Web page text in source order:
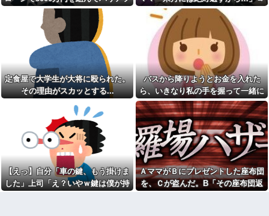
よな？w w w w w w w w w w w
【驚愕】マチアプで会った外
国人からまさかの『こう』言わ
れたんやがこれワイ詰み
か？？？？？？？
生食が最悪最凶なのって豚肉
らしいな
【緊急】今の若者に急増して
いる『コレ』依存、めちゃくち
ゃ深刻な模様w w w w w w w w
美容院ってオッサンがいきな
り行っても大丈夫なん？
男性恐怖症だったの嫁をサル
の様に求めまくった結果は……..
俺「ゲーム機どこ？」親「ち
ょっと借りたよ」→どうぶつの
森を開いた瞬間、村が大変なこ
とになっていて…
耳の聞こえが悪い方（日常の
工夫）
【崩壊寸前】夫がバイトの子
を「放っておけない」とか言い
訳する理由がコレｗｗｗｗ
アタシ何歳に見える？って誘
い受け風の事言うゴミってまだ
生存してるよね〜
【胸熱】中居正広、熊本に人
知れず支援か 10年前の震災で
は3度現地入り「誰にも知られな
くて良い」
長年付き合いがある温和だっ
た友人がとんでもなくキレた
下僕にネーミングセンスが皆
無なため 我が家の歴代ご主人様
達は…【再】
ウトのセクハラを夫に泣いて
訴えても「いいじゃないかその
くらい。我慢してたらご褒美あ
リーの家を建てた。だが俺には作戦
があった
約束を信じて待った結果、警察に通
報することになり…
定食屋で大学生が大将に殴られた。
その理由がスカッとする...
バスから降りようとお金を入れた
ら、いきなり私の手を握って一緒に
降りようとする子供がいた。手をほ
どこうとしても放してくれず...
【えっ】自分「車の鍵、もう掛けま
した」上司「え？いやｗ鍵は僕が持
ＡママがＢにプレゼントした座布団
を、Ｃが盗んだ。B「その座布団返